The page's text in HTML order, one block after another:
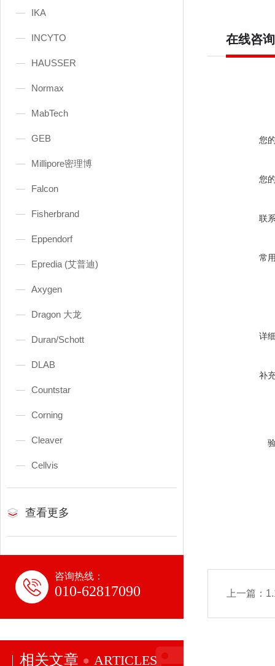
IKA
INCYTO
HAUSSER
Normax
MabTech
GEB
Millipore密理博
Falcon
Fisherbrand
Eppendorf
Epredia (艾普迪)
Axygen
Dragon 大龙
Duran/Schott
DLAB
Countstar
Corning
Cleaver
Cellvis
查看更多
咨询热线：
010-62817090
相关文章 ARTICLES
在线咨询
您
您
联
常
详
补
上一篇：